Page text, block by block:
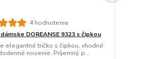
4 hodnotenie
DOREANSE 9323 s čipkou
elegantné tričko s čipkou, vhodné
nosenie. Príjemný, p...